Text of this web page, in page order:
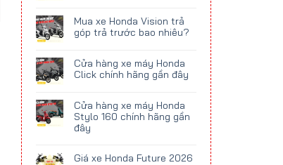
Mua xe Honda Vision trả
góp trả trước bao nhiêu?
Cửa hàng xe máy Honda
Click chính hãng gần đây
Cửa hàng xe máy Honda
Stylo 160 chính hãng gần
đây
Giá xe Honda Future 2026